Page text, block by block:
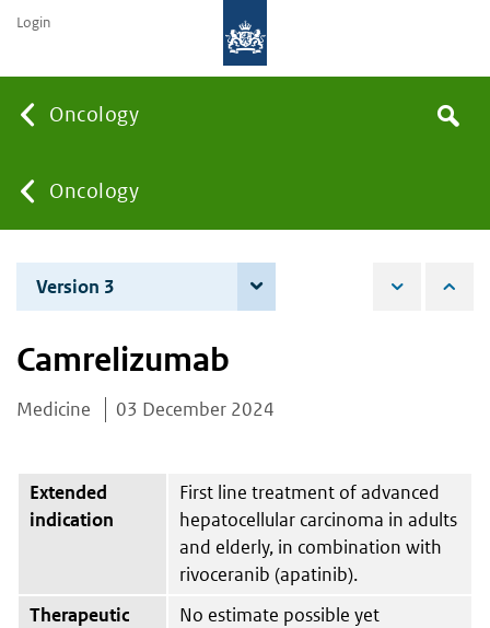
Oncology
You
are
here:
Oncology
the
Search
Login
Version 3
Camrelizumab
Medicine 03 December 2024
Extended
indication
First line treatment of advanced
hepatocellular carcinoma in adults
and elderly, in combination with
rivoceranib (apatinib).
Therapeutic
No estimate possible yet